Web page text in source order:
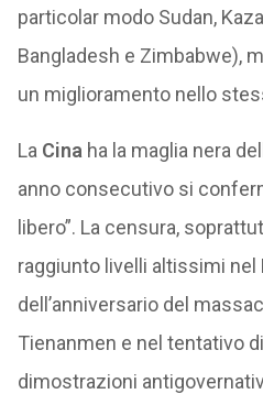
particolar modo Sudan,
Bangladesh e Zimbabwe),
un miglioramento nello
La Cina ha la maglia nera
anno consecutivo si
libero”. La censura,
raggiunto livelli altissimi nel
dell’anniversario del
Tienanmen e nel tentativo
dimostrazioni